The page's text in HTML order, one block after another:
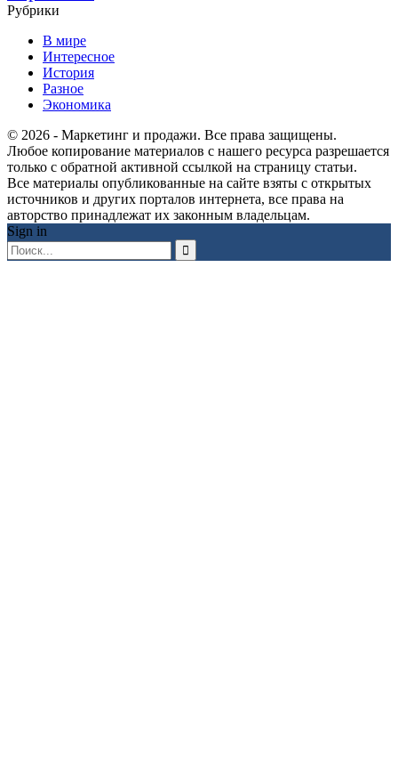
Рубрики
В мире
Интересное
История
Разное
Экономика
© 2026 - Маркетинг и продажи. Все права защищены.
Любое копирование материалов с нашего ресурса разрешается
только с обратной активной ссылкой на страницу статьи.
Все материалы опубликованные на сайте взяты с открытых
источников и других порталов интернета, все права на
авторство принадлежат их законным владельцам.
Sign in